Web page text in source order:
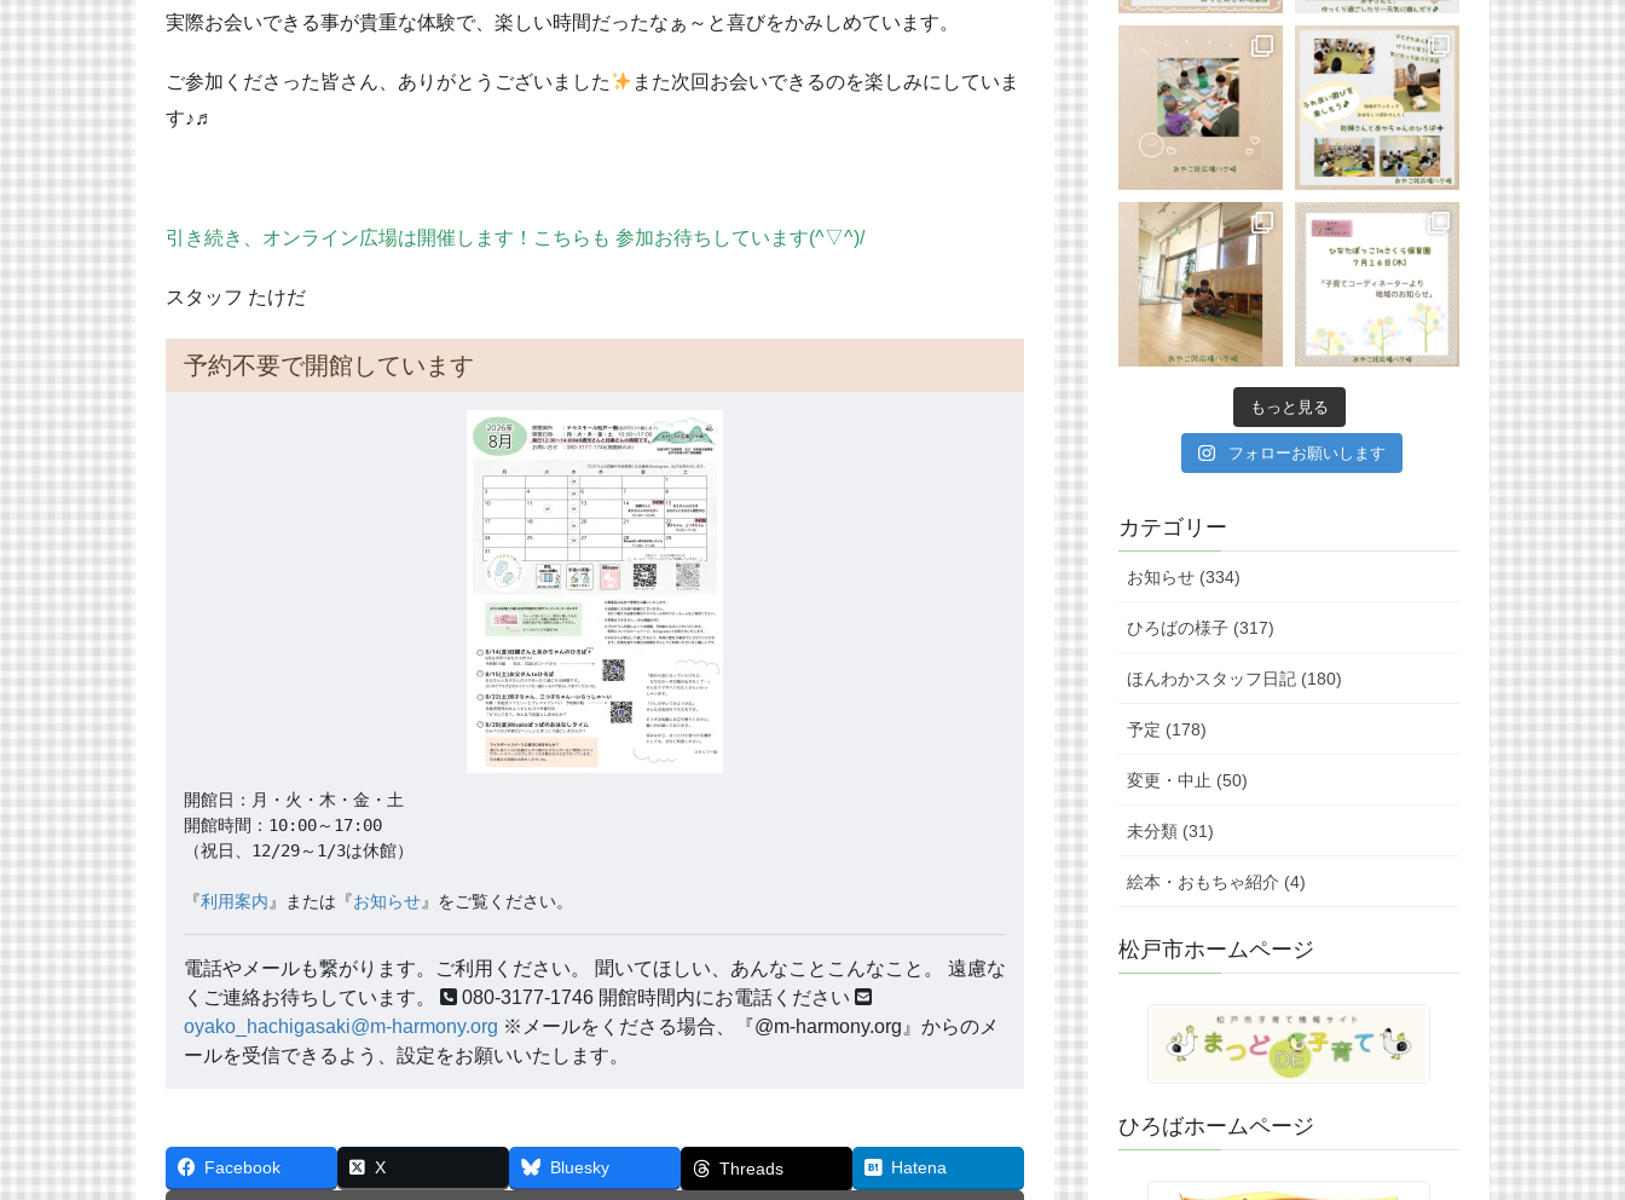
実際お会いできる事が貴重な体験で、楽しい時間だったなぁ～と喜びをかみしめています。
ご参加くださった皆さん、ありがとうございました
また次回お会いできるのを楽しみにしていま
す♪♬
引き続き、オンライン広場は開催します！こちらも 参加お待ちしています(^▽^)/
スタッフ たけだ
予約不要で開館しています
開館日：月・火・木・金・土
開館時間：10:00～17:00
（祝日、12/29～1/3は休館）
『利用案内 』または『お知らせ』をご覧ください。
電話やメールも繋がります。ご利用ください。 聞いてほしい、あんなことこんなこと。 遠慮な
くご連絡お待ちしています。
080-3177-1746 開館時間内にお電話ください
oyako_hachigasaki@m-harmony.org ※メールをくださる場合、『@m-harmony.org』からのメ
ールを受信できるよう、設定をお願いいたします。
Facebook X Bluesky Threads Hatena
もっと見る
フォローお願いします
カテゴリー
お知らせ (334)
ひろばの様子 (317)
ほんわかスタッフ日記 (180)
予定 (178)
変更・中止 (50)
未分類 (31)
絵本・おもちゃ紹介 (4)
松戸市ホームページ
ひろばホームページ